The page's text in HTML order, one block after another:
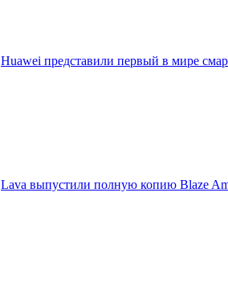
Huawei представили первый в мире
Lava выпустили полную копию Blaze